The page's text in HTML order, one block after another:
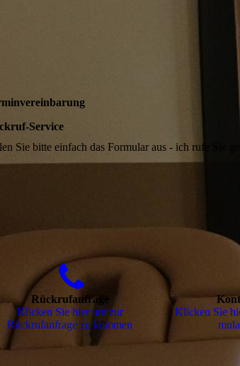
Service
Sie bitte einfach das Formular aus - ich rufe Sie
Rückrufanfrage
Klicken Sie hier um zur
Rückrufanfrage zu kommen
Klicken Sie